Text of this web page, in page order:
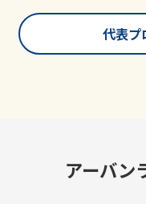
代表プ
アーバン